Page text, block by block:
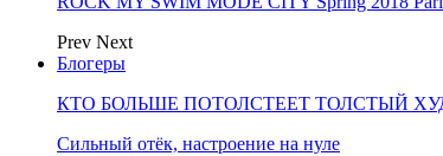
Prev Next
Блогеры
КТО БОЛЬШЕ ПОТОЛСТЕЕТ ТОЛСТЫЙ
Сильный отёк, настроение на нуле